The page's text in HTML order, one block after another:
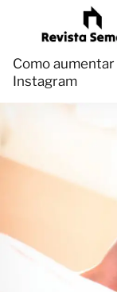
Como
Instagram